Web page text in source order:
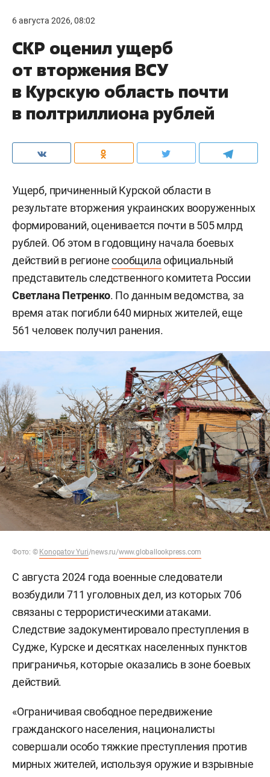
6 августа 2026, 08:02
СКР оценил ущерб
от вторжения ВСУ
в Курскую область почти
в полтриллиона рублей
Ущерб, причиненный Курской области в
результате вторжения украинских вооруженных
формирований, оценивается почти в 505 млрд
рублей. Об этом в годовщину начала боевых
действий в регионесообщилаофициальный
представитель следственного комитета России
Светлана Петренко. По данным ведомства, за
время атак погибли 640 мирных жителей, еще
561 человек получил ранения.
Фото: © Konopatov Yuri/news.ru/www.globallookpress.com
С августа 2024 года военные следователи
возбудили 711 уголовных дел, из которых 706
связаны с террористическими атаками.
Следствие задокументировало преступления в
Судже, Курске и десятках населенных пунктов
приграничья, которые оказались в зоне боевых
действий.
«Ограничивая свободное передвижение
гражданского населения, националисты
совершали особо тяжкие преступления против
мирных жителей, используя оружие и взрывные